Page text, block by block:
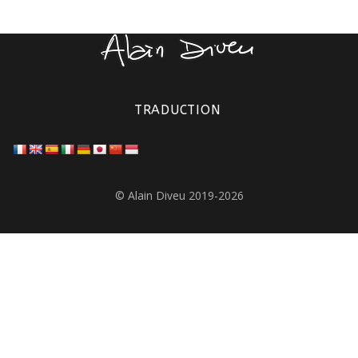
TRADUCTION
© Alain Diveu 2019-2026